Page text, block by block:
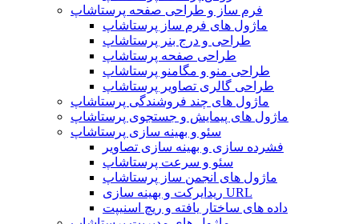
فرم ساز و طراحی صفحه پرستاشاپ
ماژول های فرم ساز پرستاشاپ
طراحی و درج بنر پرستاشاپ
طراحی صفحه پرستاشاپ
طراحی منو و مگامنو پرستاشاپ
طراحی گالری تصاویر پرستاشاپ
ماژول های چند فروشندگی پرستاشاپ
ماژول های پیمایش و جستجوی پرستاشاپ
سئو و بهینه سازی پرستاشاپ
فشرده سازی و بهینه سازی تصاویر
سئو و سرعت پرستاشاپ
ماژول های انجمن ساز پرستاشاپ
ریدایرکت و بهینه سازی URL
داده های ساختار یافته و ریچ اسنیپت